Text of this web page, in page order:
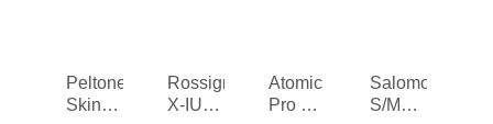
Peltonen
SkinPro
Rossignol
X-IUM
Atomic
Pro C3
Salomon
S/MAX